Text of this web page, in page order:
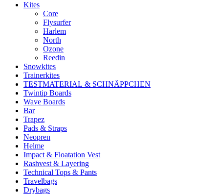
Kites
Core
Flysurfer
Harlem
North
Ozone
Reedin
Snowkites
Trainerkites
TESTMATERIAL & SCHNÄPPCHEN
Twintip Boards
Wave Boards
Bar
Trapez
Pads & Straps
Neopren
Helme
Impact & Floatation Vest
Rashvest & Layering
Technical Tops & Pants
Travelbags
Drybags